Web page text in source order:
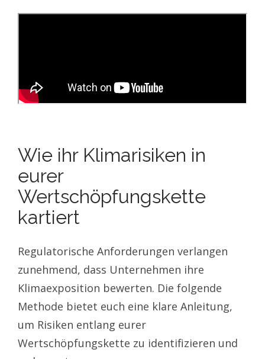
Wie ihr Klimarisiken in
eurer
Wertschöpfungskette
kartiert
Regulatorische Anforderungen verlangen
zunehmend, dass Unternehmen ihre
Klimaexposition bewerten. Die folgende
Methode bietet euch eine klare Anleitung,
um Risiken entlang eurer
Wertschöpfungskette zu identifizieren und